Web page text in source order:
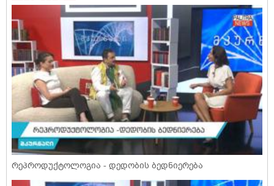
რეპროდუქტოლოგია - დედობის ბედნიერება